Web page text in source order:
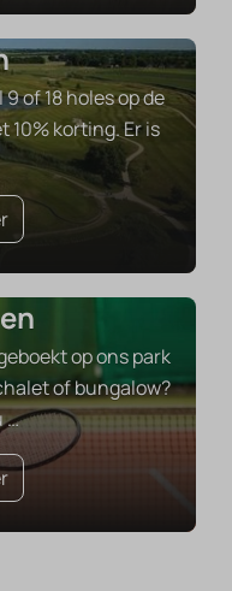
of 18 holes op de
10% korting. Er is
op ons park
of bungalow?
…